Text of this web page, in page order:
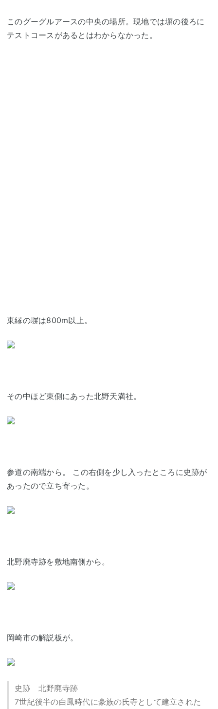
このグーグルアースの中央の場所。現地では塀の後ろに
テストコースがあるとはわからなかった。
東縁の塀は800m以上。
その中ほど東側にあった北野天満社。
参道の南端から。 この右側を少し入ったところに史跡が
あったので立ち寄った。
北野廃寺跡を敷地南側から。
岡崎市の解説板が。
史跡 北野廃寺跡
7世紀後半の白鳳時代に豪族の氏寺として建立された